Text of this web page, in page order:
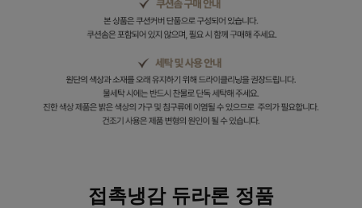
접촉냉감 듀라론 정품